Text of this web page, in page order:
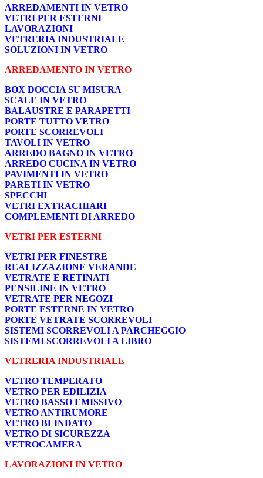
ARREDAMENTI IN VETRO
VETRI PER ESTERNI
LAVORAZIONI
VETRERIA INDUSTRIALE
SOLUZIONI IN VETRO
ARREDAMENTO IN VETRO
BOX DOCCIA SU MISURA
SCALE IN VETRO
BALAUSTRE E PARAPETTI
PORTE TUTTO VETRO
PORTE SCORREVOLI
TAVOLI IN VETRO
ARREDO BAGNO IN VETRO
ARREDO CUCINA IN VETRO
PAVIMENTI IN VETRO
PARETI IN VETRO
SPECCHI
VETRI EXTRACHIARI
COMPLEMENTI DI ARREDO
VETRI PER ESTERNI
VETRI PER FINESTRE
REALIZZAZIONE VERANDE
VETRATE E RETINATI
PENSILINE IN VETRO
VETRATE PER NEGOZI
PORTE ESTERNE IN VETRO
PORTE VETRATE SCORREVOLI
SISTEMI SCORREVOLI A PARCHEGGIO
SISTEMI SCORREVOLI A LIBRO
VETRERIA INDUSTRIALE
VETRO TEMPERATO
VETRO PER EDILIZIA
VETRO BASSO EMISSIVO
VETRO ANTIRUMORE
VETRO BLINDATO
VETRO DI SICUREZZA
VETROCAMERA
LAVORAZIONI IN VETRO